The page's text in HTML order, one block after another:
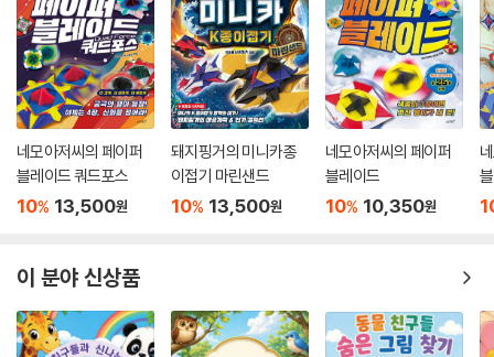
네모아저씨의 페이퍼
블레이드 쿼드포스
10% 13,500원
돼지핑거의 미니카종
이접기 마린샌드
10% 13,500원
네모아저씨의 페이퍼
블레이드
10% 10,350원
이 분야 신상품